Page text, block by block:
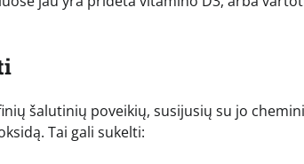
šalutinių poveikių, susijusių su jo
Tai gali sukelti: